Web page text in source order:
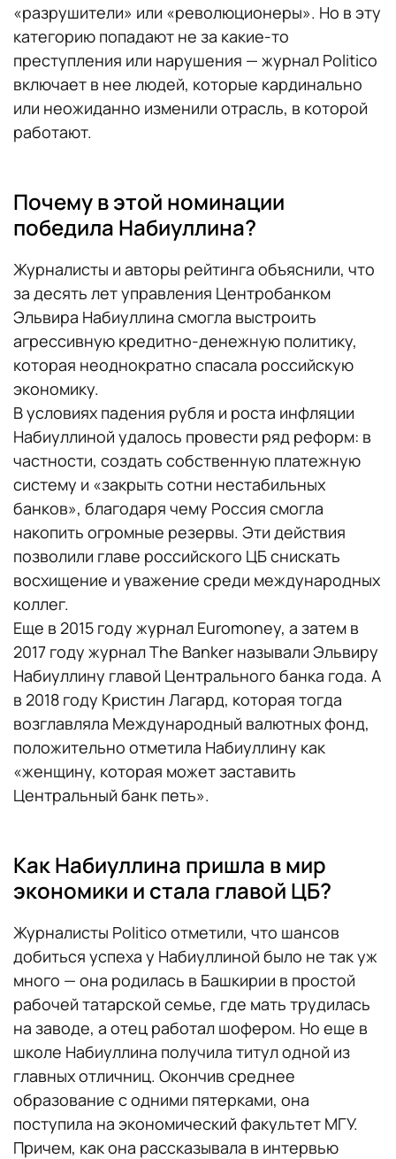
«разрушители» или «революционеры». Но в эту
категорию попадают не за какие-то
преступления или нарушения — журнал Politico
включает в нее людей, которые кардинально
или неожиданно изменили отрасль, в которой
работают.
Почему в этой номинации
победила Набиуллина?
Журналисты и авторы рейтинга объяснили, что
за десять лет управления Центробанком
Эльвира Набиуллина смогла выстроить
агрессивную кредитно-денежную политику,
которая неоднократно спасала российскую
экономику.
В условиях падения рубля и роста инфляции
Набиуллиной удалось провести ряд реформ: в
частности, создать собственную платежную
систему и «закрыть сотни нестабильных
банков», благодаря чему Россия смогла
накопить огромные резервы. Эти действия
позволили главе российского ЦБ снискать
восхищение и уважение среди международных
коллег.
Еще в 2015 году журнал Euromoney, а затем в
2017 году журнал The Banker называли Эльвиру
Набиуллину главой Центрального банка года. А
в 2018 году Кристин Лагард, которая тогда
возглавляла Международный валютных фонд,
положительно отметила Набиуллину как
«женщину, которая может заставить
Центральный банк петь».
Как Набиуллина пришла в мир
экономики и стала главой ЦБ?
Журналисты Politico отметили, что шансов
добиться успеха у Набиуллиной было не так уж
много — она родилась в Башкирии в простой
рабочей татарской семье, где мать трудилась
на заводе, а отец работал шофером. Но еще в
школе Набиуллина получила титул одной из
главных отличниц. Окончив среднее
образование с одними пятерками, она
поступила на экономический факультет МГУ.
Причем, как она рассказывала в интервью